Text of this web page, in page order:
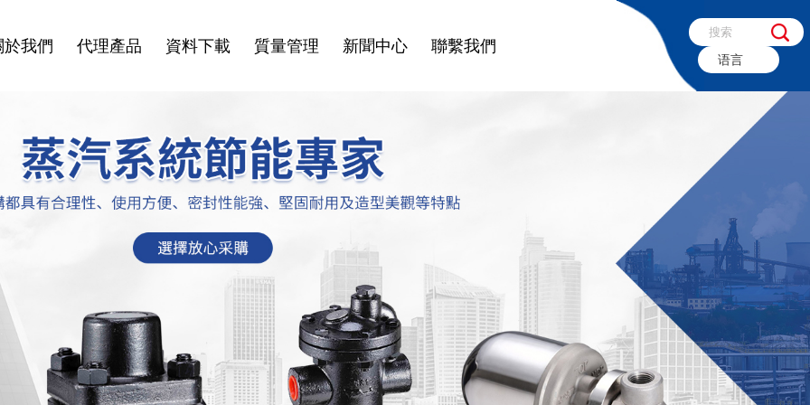
於我們 代理產品 資料下載 質量管理 新聞中心 聯繫我們
语言